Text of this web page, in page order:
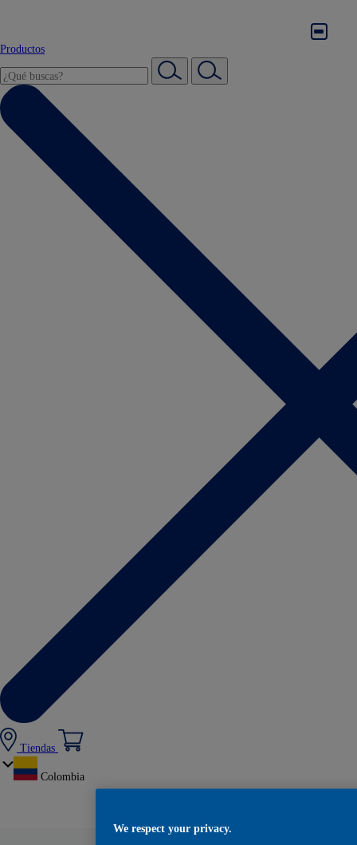
Productos
Tiendas
Colombia
We respect your privacy.